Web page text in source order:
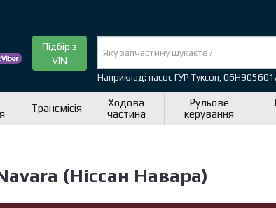
Підбір з
VIN
Наприклад: насос ГУР Туксон,
Трансмісія
Ходова
частина
Рульове
керування
(Ніссан Навара)